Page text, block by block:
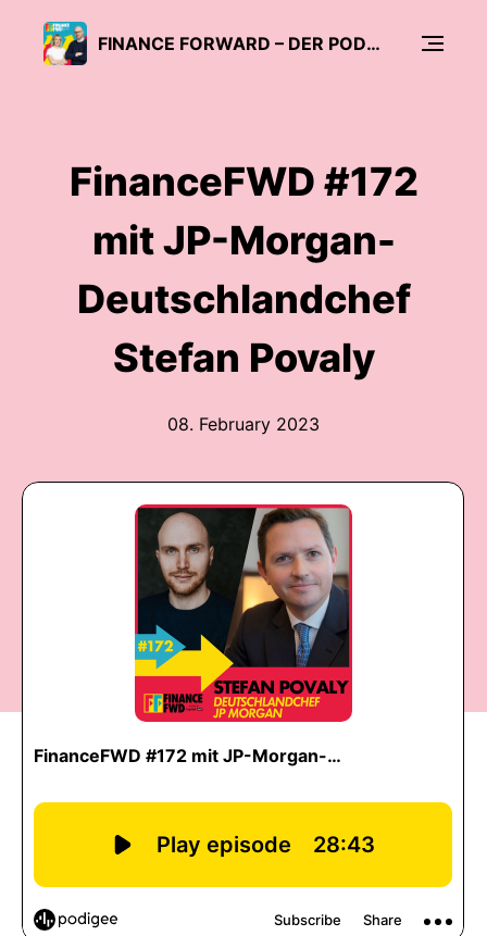
FINANCE FORWARD – DER PODCAST FÜR DIE NEUE FINANZWELT
FinanceFWD #172
mit JP-Morgan-
Deutschlandchef
Stefan Povaly
08. February 2023